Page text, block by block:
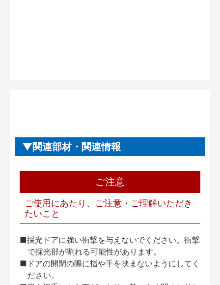
関連部材・関連情報
ご注意
ご使用にあたり、ご注意・ご理解いただき
たいこと
■採光ドアに強い衝撃を与えないでください。衝撃
で採光部が割れる可能性があります。
■ドアの開閉の際に指や手を挟まないようにしてく
ださい。